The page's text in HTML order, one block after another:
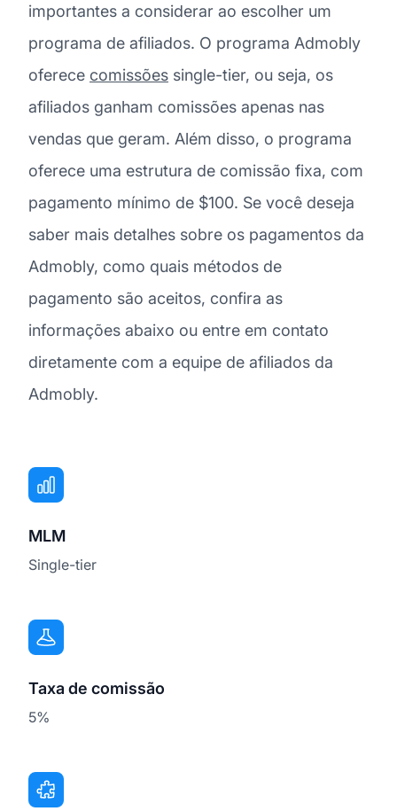
importantes a considerar ao escolher um
programa de afiliados. O programa Admobly
oferece comissões single-tier, ou seja, os
afiliados ganham comissões apenas nas
vendas que geram. Além disso, o programa
oferece uma estrutura de comissão fixa, com
pagamento mínimo de $100. Se você deseja
saber mais detalhes sobre os pagamentos da
Admobly, como quais métodos de
pagamento são aceitos, confira as
informações abaixo ou entre em contato
diretamente com a equipe de afiliados da
Admobly.
MLM
Single-tier
Taxa de comissão
5%